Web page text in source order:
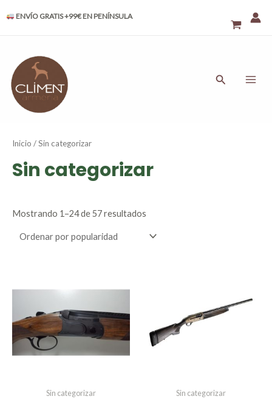
ENVÍO GRATIS +99€ EN PENÍNSULA
Buscar
Inicio / Sin categorizar
Sin categorizar
Mostrando 1–24 de 57 resultados
Sin categorizar Sin categorizar